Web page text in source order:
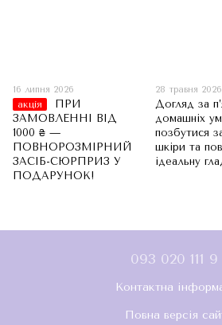
16 липня 2026
акція
ПРИ
ЗАМОВЛЕННІ ВІД
1000 ₴ —
ПОВНОРОЗМІРНИЙ
ЗАСІБ-СЮРПРИЗ У
ПОДАРУНОК!
28 травня 2026
Догляд за
домашніх
позбутися
шкіри та
ідеальну
093 020 111 9
Контактна
Повна версія